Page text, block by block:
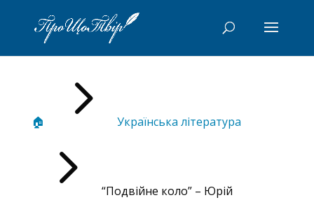
🏠 5 Українська література
5
“Подвійне коло” – Юрій